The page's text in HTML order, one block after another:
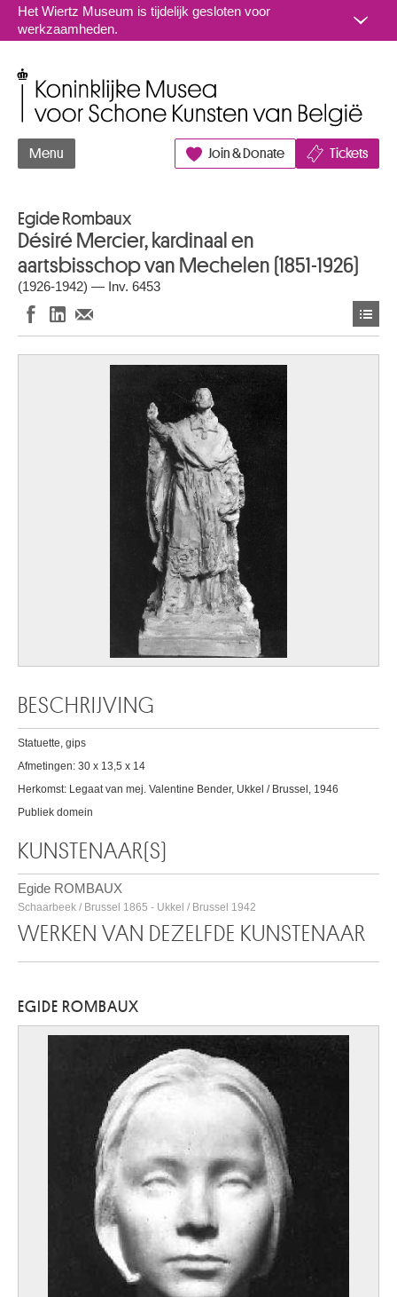
Naar inhoud
Het Wiertz Museum is tijdelijk gesloten voor
werkzaamheden.
Menu Join & Donate Tickets
Egide Rombaux
Désiré Mercier, kardinaal en
aartsbisschop van Mechelen (1851-1926)
(1926-1942) — Inv. 6453
BESCHRIJVING
Statuette, gips
Afmetingen: 30 x 13,5 x 14
Herkomst: Legaat van mej. Valentine Bender, Ukkel / Brussel, 1946
Publiek domein
KUNSTENAAR(S)
Egide ROMBAUX
Schaarbeek / Brussel 1865 - Ukkel / Brussel 1942
WERKEN VAN DEZELFDE KUNSTENAAR
EGIDE ROMBAUX